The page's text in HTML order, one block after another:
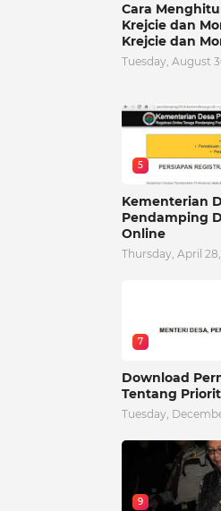
Cara
Krejcie dan
Krejcie dan
Tuesday, August
5
Kementerian
Pendamping
Online
Thursday, April 28,
7
Download
Tentang
Tuesday,
9